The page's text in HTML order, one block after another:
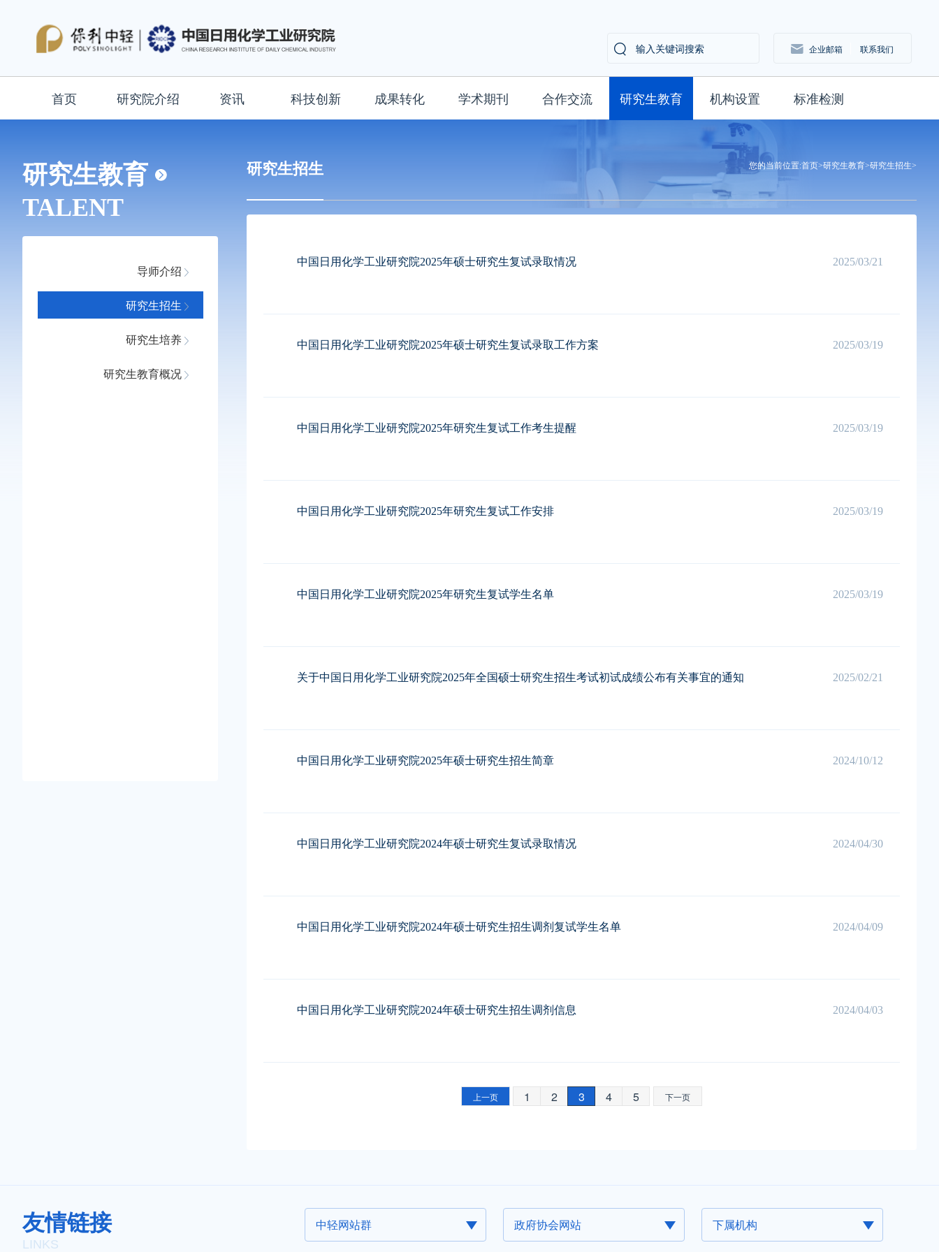
企业邮箱 联系我们
首页 研究院介绍 资讯 科技创新 成果转化 学术期刊 合作交流 研究生教育 机构设置 标准检测
研究生教育
TALENT
导师介绍
研究生招生
研究生培养
研究生教育概况
研究生招生 您的当前位置:首页>研究生教育>研究生招生>
中国日用化学工业研究院2025年硕士研究生复试录取情况 2025/03/21
中国日用化学工业研究院2025年硕士研究生复试录取工作方案 2025/03/19
中国日用化学工业研究院2025年研究生复试工作考生提醒 2025/03/19
中国日用化学工业研究院2025年研究生复试工作安排 2025/03/19
中国日用化学工业研究院2025年研究生复试学生名单 2025/03/19
关于中国日用化学工业研究院2025年全国硕士研究生招生考试初试成绩公布有关事宜的通知 2025/02/21
中国日用化学工业研究院2025年硕士研究生招生简章 2024/10/12
中国日用化学工业研究院2024年硕士研究生复试录取情况 2024/04/30
中国日用化学工业研究院2024年硕士研究生招生调剂复试学生名单 2024/04/09
中国日用化学工业研究院2024年硕士研究生招生调剂信息 2024/04/03
上一页 1 2 3 4 5 下一页
友情链接
LINKS